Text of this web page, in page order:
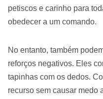
petiscos e carinho para
obedecer a um comando.
No entanto, também
reforços negativos. Eles
tapinhas com os dedos.
recurso sem causar medo